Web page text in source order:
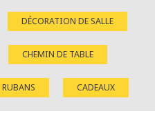
DÉCORATION DE SALLE
CHEMIN DE TABLE
RUBANS CADEAUX